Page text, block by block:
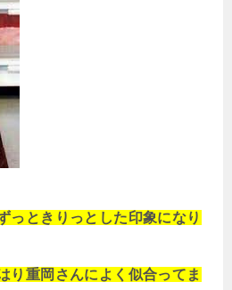
っときりっとした印象になり
り重岡さんによく似合ってま